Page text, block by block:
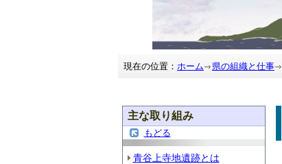
現在の位置： ホーム 県の組織と仕事
主な取り組み
もどる
青谷上寺地遺跡とは